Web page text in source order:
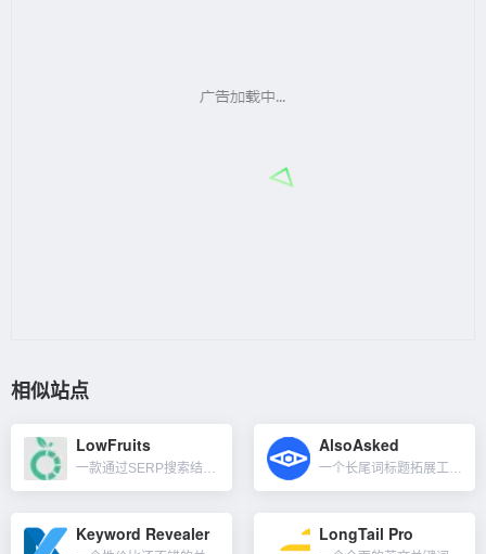
相似站点
LowFruits
一款通过SERP搜索结果分析关键词排名难易程度的工具。虽然我们可以在 Ahrefs 等其他工具上按 KD（关键词难度）分数进行筛选，但准确评估关键词的真实难度级别可能具有挑战性。为了获得更准确的评估，...
AlsoAsked
一个长尾词标题拓展工具，通过关键词在谷歌搜索结果页面所展示的People Also Ask（PAA，人们还问了）的数据进行抓取，整理并且以思维导图的方式重新呈现给用户，方便我们去做用户需求分析。当我们...
Keyword Revealer LongTail Pro